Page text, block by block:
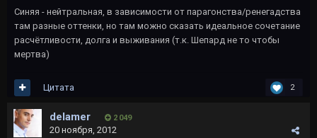
Синяя - нейтральная, в зависимости от парагонства/ренегадства
там разные оттенки, но там можно сказать идеальное сочетание
расчётливости, долга и выживания (т.к. Шепард не то чтобы
мертва)
2
Цитата
delamer 2 049
20 ноября, 2012